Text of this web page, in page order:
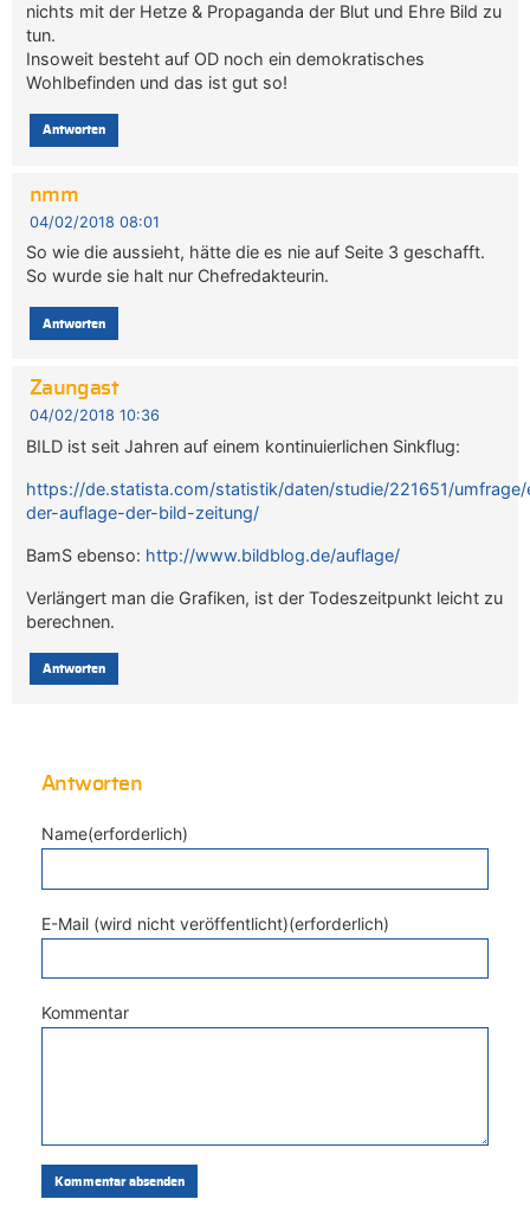
nichts mit der Hetze & Propaganda der Blut und Ehre Bild zu
tun.
Insoweit besteht auf OD noch ein demokratisches
Wohlbefinden und das ist gut so!
Antworten
nmm
04/02/2018 08:01
So wie die aussieht, hätte die es nie auf Seite 3 geschafft.
So wurde sie halt nur Chefredakteurin.
Antworten
Zaungast
04/02/2018 10:36
BILD ist seit Jahren auf einem kontinuierlichen Sinkflug:
https://de.statista.com/statistik/daten/studie/221651/
der-auflage-der-bild-zeitung/
BamS ebenso: http://www.bildblog.de/auflage/
Verlängert man die Grafiken, ist der Todeszeitpunkt leicht zu
berechnen.
Antworten
Antworten
Name(erforderlich)
E-Mail (wird nicht veröffentlicht)(erforderlich)
Kommentar